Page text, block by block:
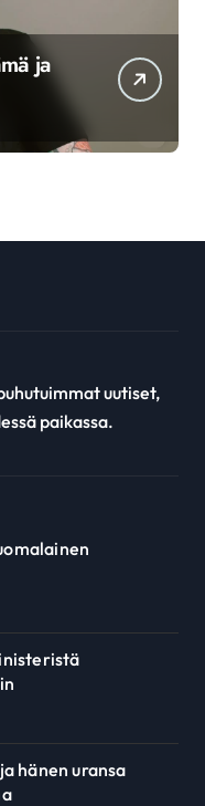
ja
uutiset,
paikassa.
hänen uransa